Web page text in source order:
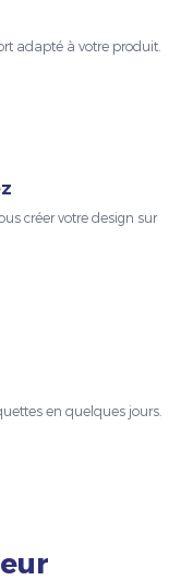
adapté à votre produit.
créer votre design sur
en quelques jours.